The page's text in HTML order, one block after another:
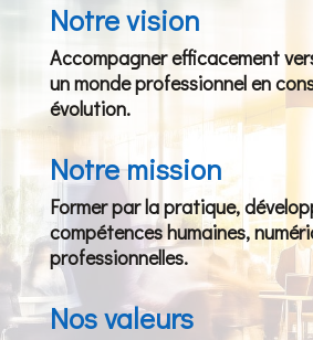
Notre vision
Accompagner efficacement
un monde professionnel en
évolution.
Notre mission
Former par la pratique,
compétences humaines,
professionnelles.
Nos valeurs